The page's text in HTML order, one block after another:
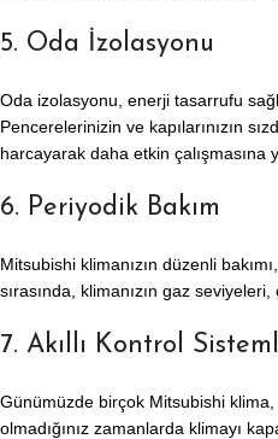
5. Oda İzolasyonu
Oda izolasyonu, enerji tasarrufu
Pencerelerinizin ve kapılarınızın
harcayarak daha etkin çalışmasına
6. Periyodik Bakım
Mitsubishi klimanızın düzenli
sırasında, klimanızın gaz
7. Akıllı Kontrol
Günümüzde birçok Mitsubishi klima,
olmadığınız zamanlarda klimayı